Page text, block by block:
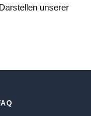
unserer